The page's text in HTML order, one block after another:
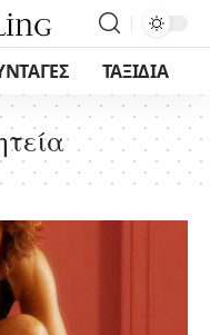
ΤΑΞΙΔΙΑ